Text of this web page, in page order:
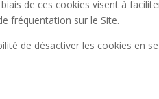
de ces cookies visent à
fréquentation sur le Site.
de désactiver les cookies en